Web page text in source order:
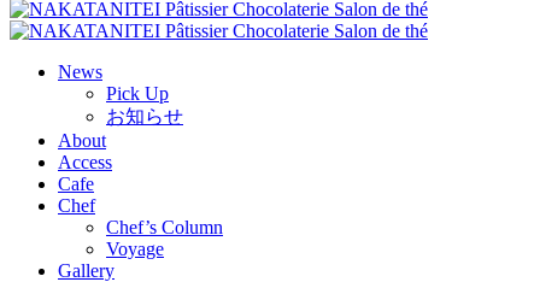
News
Pick Up
お知らせ
About
Access
Cafe
Chef
Chef’s Column
Voyage
Gallery